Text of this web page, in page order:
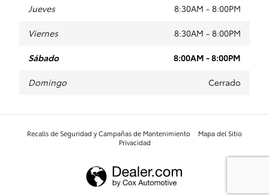
Jueves 8:30AM - 8:00PM
Viernes 8:30AM - 8:00PM
Sábado 8:00AM - 8:00PM
Domingo Cerrado
Recalls de Seguridad y Campañas de Mantenimiento
Mapa del Sitio
Privacidad